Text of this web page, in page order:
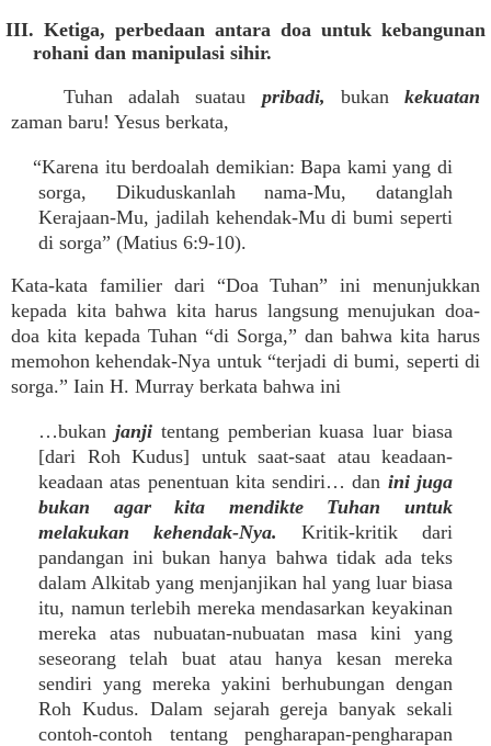
III. Ketiga, perbedaan antara doa untuk kebangunan
rohani dan manipulasi sihir.
Tuhan adalah suatau pribadi, bukankekuatan
zaman baru! Yesus berkata,
“Karena itu berdoalah demikian: Bapa kami yang di
sorga, Dikuduskanlah nama-Mu, datanglah
Kerajaan-Mu, jadilah kehendak-Mu di bumi seperti
di sorga” (Matius 6:9-10).
Kata-kata familier dari “Doa Tuhan” ini menunjukkan
kepada kita bahwa kita harus langsung menujukan doa-
doa kita kepada Tuhan “di Sorga,” dan bahwa kita harus
memohon kehendak-Nya untuk “terjadi di bumi, seperti di
sorga.” Iain H. Murray berkata bahwa ini
…bukan janjitentang pemberian kuasa luar biasa
[dari Roh Kudus] untuk saat-saat atau keadaan-
keadaan atas penentuan kita sendiri… dan ini juga
bukan agar kita mendikte Tuhan untuk
melakukan kehendak-Nya. Kritik-kritik dari
pandangan ini bukan hanya bahwa tidak ada teks
dalam Alkitab yang menjanjikan hal yang luar biasa
itu, namun terlebih mereka mendasarkan keyakinan
mereka atas nubuatan-nubuatan masa kini yang
seseorang telah buat atau hanya kesan mereka
sendiri yang mereka yakini berhubungan dengan
Roh Kudus. Dalam sejarah gereja banyak sekali
contoh-contoh tentang pengharapan-pengharapan